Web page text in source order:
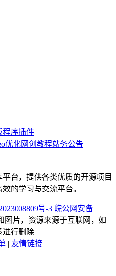
程序插件
优化网创教程站务公告
台，提供各类优质的开源项目
的学习与交流平台。
号-3 皖公网安备
图片，资源来源于互联网，如
进行删除
| 友情链接